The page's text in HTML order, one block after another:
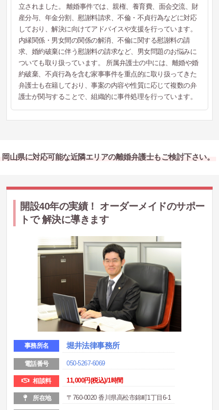
立されました。 離婚事件では、親権、養育費、面会交流、財
産分与、年金分割、慰謝料請求、不倫・不貞行為などに対応
しており、解決に向けてアドバイスや支援を行っています。
内縁関係・男女間の関係の解消、不倫に関する慰謝料の請
求、婚約破棄に伴う慰謝料の請求など、男女問題のお悩みに
ついても取り扱っています。 所属弁護士の中には、離婚や婚
約破棄、不貞行為を含む家事事件を重点的に取り扱ってきた
弁護士も在籍しており、事案の内容や性質に応じて複数の弁
護士が関与することで、組織的に事件処理を行っています。
岡山県に対応可能な近隣エリアの離婚弁護士もご検討下さい。
開設40年の実績！ オーダーメイドのサポー
トで 解決に導きます
事務所名 堀井法律事務所
電話番号 050-5267-6069
相談料 11,000円(税込)/1時間
所在地 〒760-0020 香川県高松市錦町1丁目6-1